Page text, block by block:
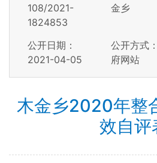
108/2021-
1824853
金乡
公开日期：
2021-04-05
公开方式
府网站
木金乡2020年整
效自评